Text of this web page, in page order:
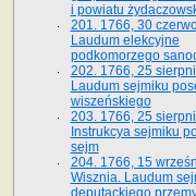
i powiatu
201. 1766, 30
Laudum elekcyjne
podkomorzego
202. 1766, 25
Laudum sejmiku
wiszeńskiego
203. 1766, 25
Instrukcya sejmiku
sejm
204. 1766, 15
Wisznia. Laudum
deputackiego